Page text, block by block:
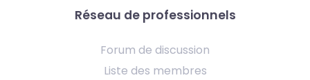
Réseau de professionnels
Forum de discussion
Liste des membres